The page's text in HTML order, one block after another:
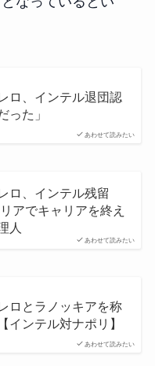
あわせて読みたい
ロ、インテル退団認
った」
あわせて読みたい
ロ、インテル残留
アでキャリアを終え
人
あわせて読みたい
ロとラノッキアを称
インテル対ナポリ】